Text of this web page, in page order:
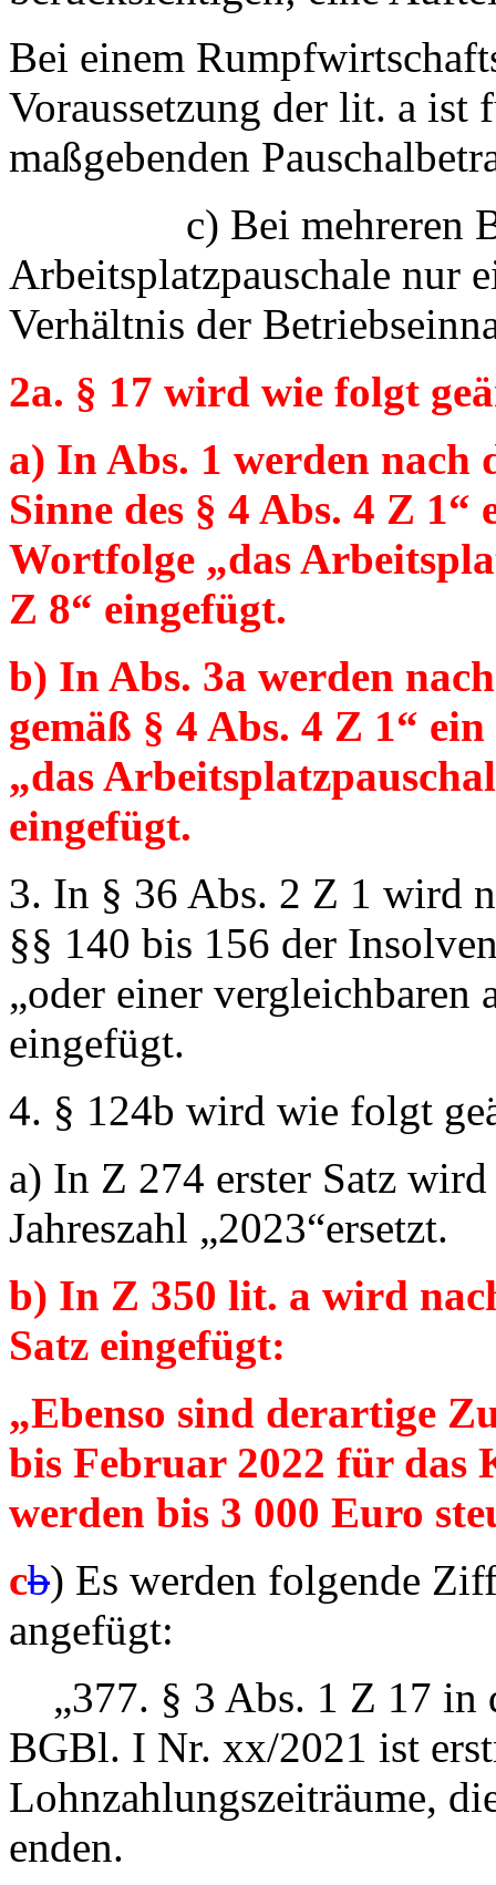
Bei einem
Voraussetzung der lit. a
maßgebenden
c) Bei mehreren
Arbeitsplatzpauschale nur
Verhältnis der
2a. § 17 wird wie folgt
a) In Abs. 1 werden
Sinne des § 4 Abs. 4 Z 1“
Wortfolge „das
Z 8“ eingefügt.
b) In Abs. 3a werden
gemäß § 4 Abs. 4 Z 1“
„das
eingefügt.
3. In § 36 Abs. 2 Z 1 wird
§§ 140 bis 156 der
„oder einer vergleichbaren
eingefügt.
4. § 124b wird wie folgt
a) In Z 274 erster Satz
Jahreszahl „2023“ersetzt.
b) In Z 350 lit. a wird
Satz eingefügt:
„Ebenso sind derartige
bis Februar 2022 für das
werden bis 3 000 Euro
cb) Es werden folgende
angefügt:
„377. § 3 Abs. 1 Z 17 in
BGBl. I Nr. xx/2021 ist
Lohnzahlungszeiträume,
enden.